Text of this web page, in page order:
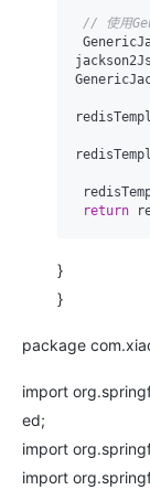
// 使用
return
}
}
package
import
ed;
import
import